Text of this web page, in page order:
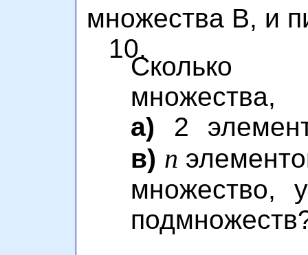
множества В, и
10.
Сколько
а) 2
в) n
множество,